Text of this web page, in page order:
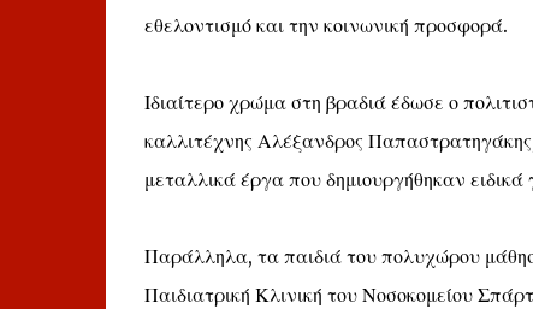
εθελοντισμό και την κοινωνική προσφορά.
Ιδιαίτερο χρώμα στη βραδιά έδωσε ο
καλλιτέχνης Αλέξανδρος
μεταλλικά έργα που δημιουργήθηκαν
Παράλληλα, τα παιδιά του πολυχώρου
Παιδιατρική Κλινική του Νοσοκομείου